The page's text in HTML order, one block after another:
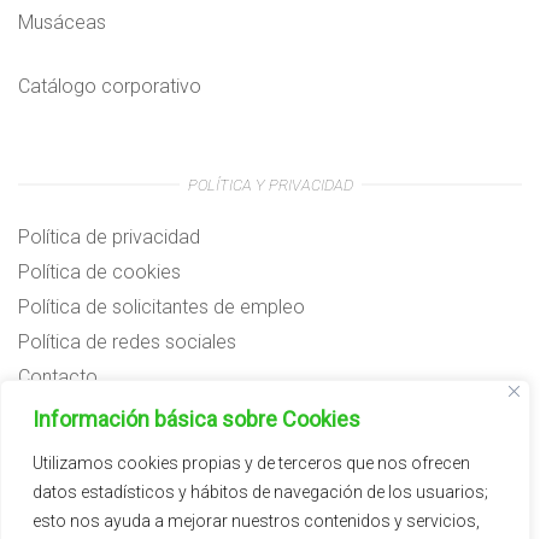
Información básica sobre Cookies
Utilizamos cookies propias y de terceros que nos ofrecen
datos estadísticos y hábitos de navegación de los usuarios;
esto nos ayuda a mejorar nuestros contenidos y servicios,
Musáceas
Catálogo corporativo
POLÍTICA Y PRIVACIDAD
Política de privacidad
Política de cookies
Política de solicitantes de empleo
Política de redes sociales
Contacto
Preguntas frecuentes
Subvenciones